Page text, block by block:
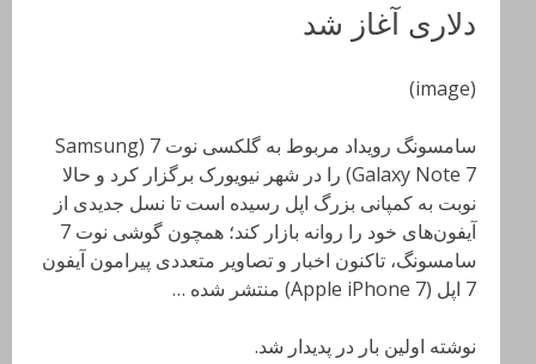
دلاری آغاز شد
(image)
سامسونگ رویداد مربوط به گلکسی نوت 7 (Samsung
Galaxy Note 7) را در شهر نیویورک برگزار کرد و حالا
نوبت به کمپانی بزرگ اپل رسیده است تا نسل جدیدی از
آیفون‌های خود را روانه بازار کند؛ همچون گوشی نوت 7
سامسونگ، تاکنون اخبار و تصاویر متعددی پیرامون آیفون
7 اپل (Apple iPhone 7) منتشر شده …
نوشته اولین بار در پدیدار شد.